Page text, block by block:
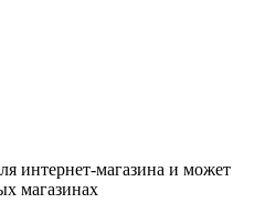
интернет-магазина и может
магазинах